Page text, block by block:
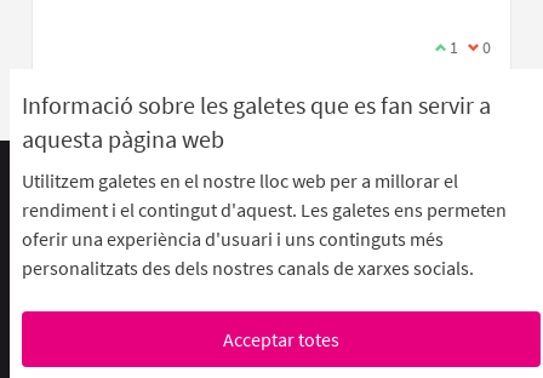
Informació sobre les galetes que es fan servir a
aquesta pàgina web
Utilitzem galetes en el nostre lloc web per a millorar el
rendiment i el contingut d'aquest. Les galetes ens permeten
oferir una experiència d'usuari i uns continguts més
personalitzats des dels nostres canals de xarxes socials.
Acceptar totes
Estic d'acord
1 No estic
0
Termes d'ús i condicions
Descarrega els fitxers de dades obertes
Configuració de les galetes